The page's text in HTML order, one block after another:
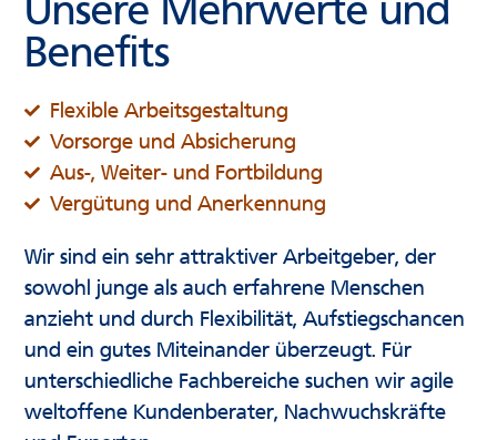
Benefits
Flexible Arbeitsgestaltung
Vorsorge und Absicherung
Aus-, Weiter- und Fortbildung
Vergütung und Anerkennung
Wir sind ein sehr attraktiver Arbeitgeber, der
sowohl junge als auch erfahrene Menschen
anzieht und durch Flexibilität, Aufstiegschancen
und ein gutes Miteinander überzeugt. Für
unterschiedliche Fachbereiche suchen wir agile
weltoffene Kundenberater, Nachwuchskräfte